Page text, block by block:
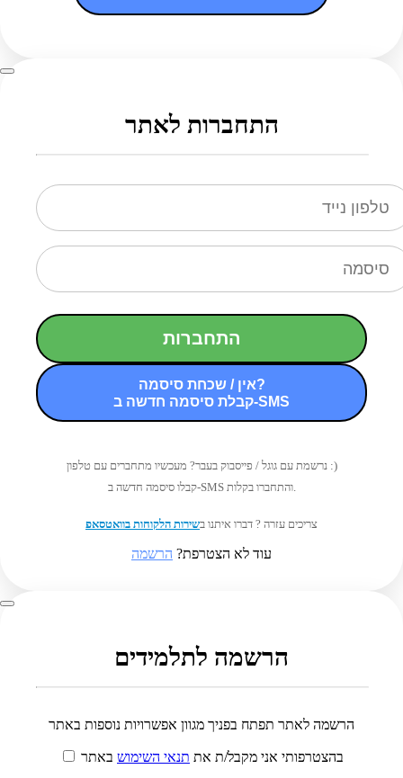
התחברות לאתר
התחברות
אין / שכחת סיסמה?
קבלת סיסמה חדשה ב-SMS
נרשמת עם גוגל / פייסבוק בעבר? מעכשיו מתחברים עם טלפון :)
קבלו סיסמה חדשה ב-SMS והתחברו בקלות.
צריכים עזרה ? דברו איתנו בשירות הלקוחות בוואטסאפ
עוד לא הצטרפת? הרשמה
הרשמה לתלמידים
הרשמה לאתר תפתח בפניך מגוון אפשרויות נוספות באתר
בהצטרפותי אני מקבל/ת את תנאי השימוש באתר